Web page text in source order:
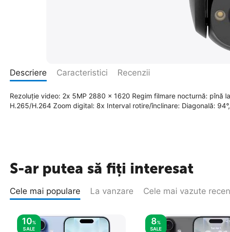
Descriere Caracteristici Recenzii
Rezoluție video: 2х 5MP 2880 x 1620 Regim filmare nocturnă: pînă
H.265/H.264 Zoom digital: 8x Interval rotire/înclinare: Diagonală:
S-ar putea să fiți interesat
Cele mai populare La vanzare Cele mai vazute
10%
SALE
8%
SALE